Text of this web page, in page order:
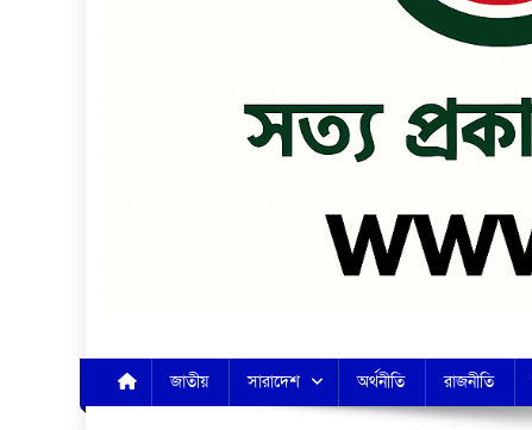
জাতীয় সারাদেশ অর্থনীতি রাজনীতি